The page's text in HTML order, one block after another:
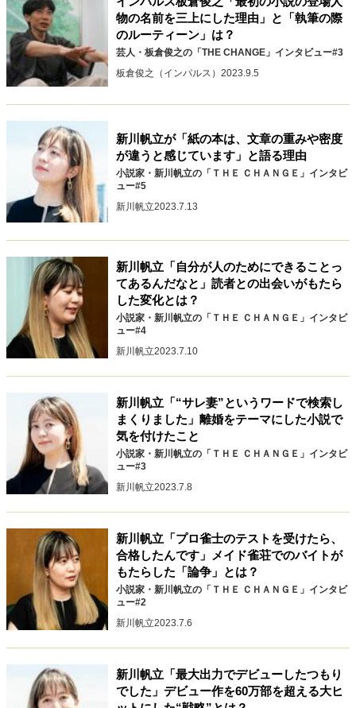
物の名前を三上にした理由」と「執筆の際
のルーティーン」は？
芸人・板倉俊之の「THE CHANGE」インタビュー#3
板倉俊之（インパルス） 2023.9.5
新川帆立が「紙の本は、文章の重みや密度
が違うと感じています」と語る理由
小説家・新川帆立の「ＴＨＥ ＣＨＡＮＧＥ」インタビ
ュー#5
新川帆立2023.7.13
新川帆立「自分が人のためにできることっ
てあるんだなと」読者との出会いがもたら
した変化とは？
小説家・新川帆立の「ＴＨＥ ＣＨＡＮＧＥ」インタビ
ュー#4
新川帆立2023.7.10
新川帆立「“サレ妻”というワードで検索し
まくりました」離婚をテーマにした小説で
気を付けたこと
小説家・新川帆立の「ＴＨＥ ＣＨＡＮＧＥ」インタビ
ュー#3
新川帆立2023.7.8
新川帆立「プロ雀士のテストを受けたら、
合格したんです」メイド雀荘でのバイトが
もたらした「論争」とは？
小説家・新川帆立の「ＴＨＥ ＣＨＡＮＧＥ」インタビ
ュー#2
新川帆立2023.7.6
新川帆立「最大出力でデビューしたつもり
でした」デビュー作を60万部を超える大ヒ